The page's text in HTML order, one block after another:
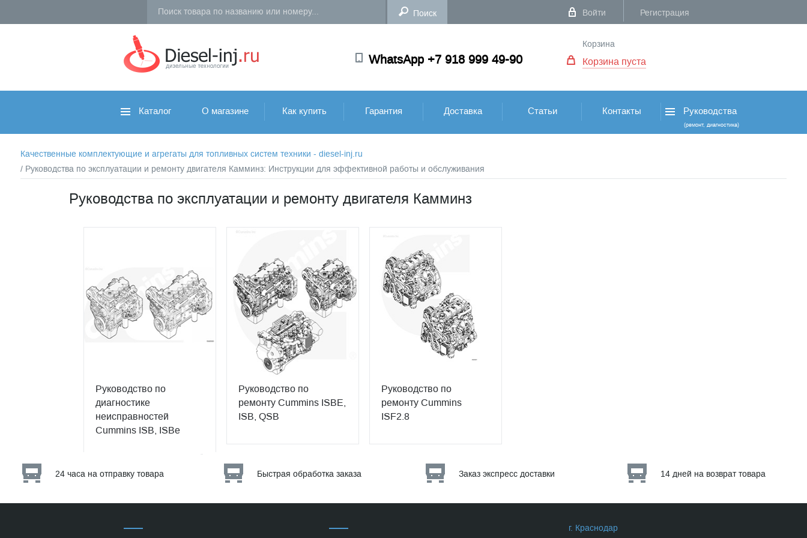
Войти Регистрация
WhatsApp +7 918 999 49-90
Корзина
Корзина пуста
Каталог О магазине Как купить Гарантия Доставка Статьи Контакты Руководства
(ремонт, диагностика)
Качественные комплектующие и агрегаты для топливных систем техники - diesel-inj.ru
/ Руководства по эксплуатации и ремонту двигателя Камминз: Инструкции для эффективной работы и обслуживания
Руководства по эксплуатации и ремонту двигателя Камминз
Руководство по
диагностике
неисправностей
Cummins ISB, ISBe
Руководство по
ремонту Cummins ISBE,
ISB, QSB
Руководство по
ремонту Cummins
ISF2.8
24 часа на отправку товара Быстрая обработка заказа Заказ экспресс доставки 14 дней на возврат товара
г. Краснодар